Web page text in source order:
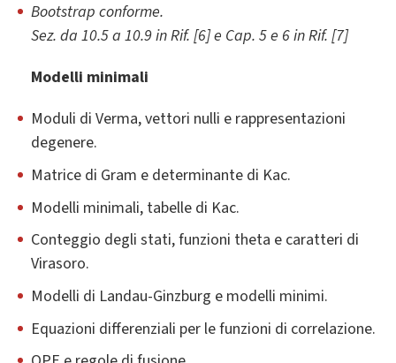
Bootstrap conforme.
Sez. da 10.5 a 10.9 in Rif. [6] e Cap. 5 e 6 in Rif. [7]
Modelli minimali
Moduli di Verma, vettori nulli e rappresentazioni
degenere.
Matrice di Gram e determinante di Kac.
Modelli minimali, tabelle di Kac.
Conteggio degli stati, funzioni theta e caratteri di
Virasoro.
Modelli di Landau-Ginzburg e modelli minimi.
Equazioni differenziali per le funzioni di correlazione.